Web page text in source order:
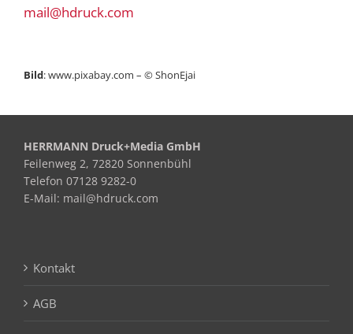
mail@hdruck.com
Bild:www.pixabay.com – © ShonEjai
HERRMANN Druck+Media GmbH
Feilenweg 2, 72820 Sonnenbühl
Telefon 07128 9282-0
E-Mail: mail@hdruck.com
Kontakt
AGB